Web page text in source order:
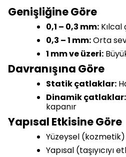
Genişliğine Göre
0,1 – 0,3 mm:
0,3 – 1 mm:Orta
1 mm ve üzeri:
Davranışına Göre
Statik çatlaklar:
Dinamik çatlaklar:
kapanır
Yapısal Etkisine Göre
Yüzeysel
Yapısal